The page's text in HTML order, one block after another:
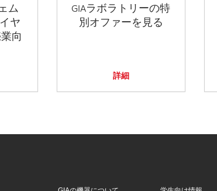
ム
ヤ
向
GIAラボラトリーの特
別オファーを見る
詳細